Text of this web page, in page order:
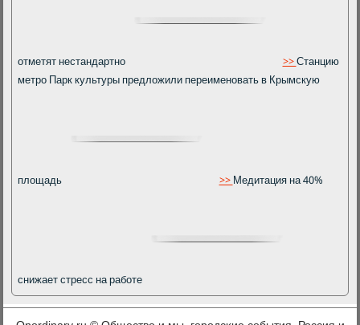
отметят нестандартно >>Станцию
метро Парк культуры предложили переименовать в Крымскую
площадь >>Медитация на 40%
снижает стресс на работе